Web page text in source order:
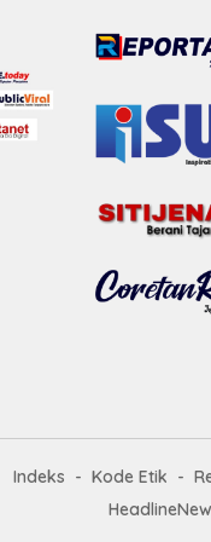
Indeks Kode Etik